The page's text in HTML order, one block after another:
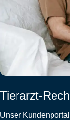
Tierarzt-
Unser